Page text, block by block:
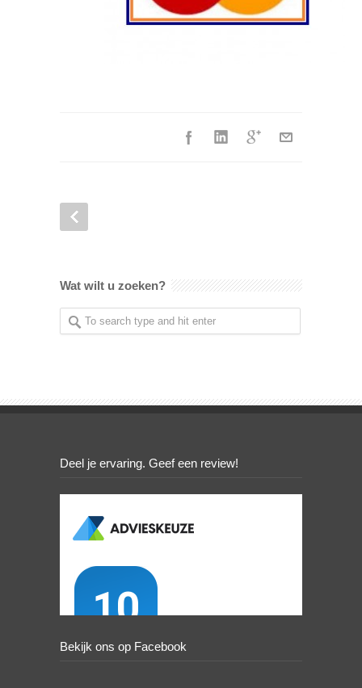
Wat wilt u zoeken?
Deel je ervaring. Geef een review!
Bekijk ons op Facebook